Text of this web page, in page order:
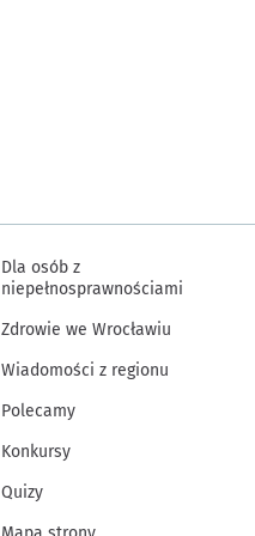
Dla osób z
niepełnosprawnościami
Zdrowie we Wrocławiu
Wiadomości z regionu
Polecamy
Konkursy
Quizy